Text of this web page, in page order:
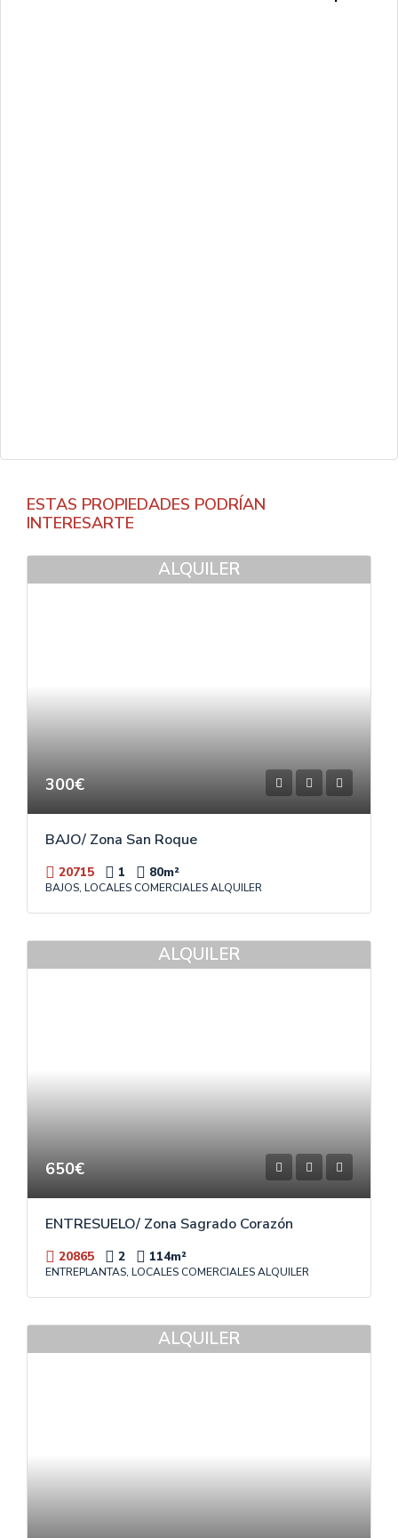
ESTAS PROPIEDADES PODRÍAN
INTERESARTE
ALQUILER
300€
BAJO/ Zona San Roque
20715 1 80m²
BAJOS, LOCALES COMERCIALES ALQUILER
ALQUILER
650€
ENTRESUELO/ Zona Sagrado Corazón
20865 2 114m²
ENTREPLANTAS, LOCALES COMERCIALES ALQUILER
ALQUILER